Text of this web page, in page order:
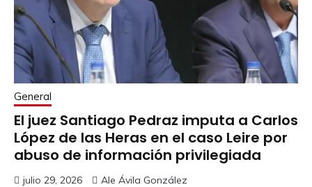
General
El juez Santiago Pedraz imputa a Carlos
López de las Heras en el caso Leire por
abuso de información privilegiada
julio 29, 2026 Ale Ávila González